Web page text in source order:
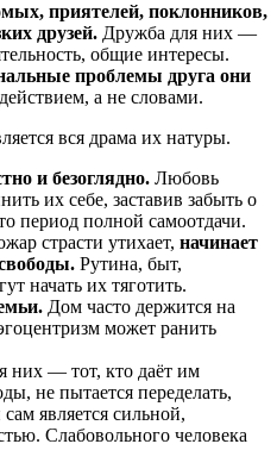
приятелей, поклонников,
друзей. Дружба для них —
общие интересы.
проблемы друга они
а не словами.
вся драма их натуры.
и безоглядно. Любовь
их себе, заставив забыть о
период полной самоотдачи.
страсти утихает, начинает
Рутина, быт,
начать их тяготить.
Дом часто держится на
может ранить
них — тот, кто даёт им
не пытается переделать,
является сильной,
Слабовольного человека